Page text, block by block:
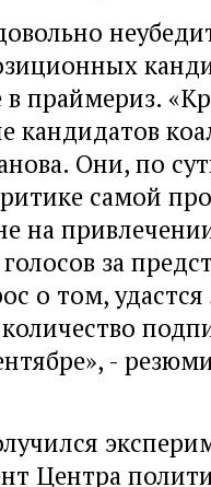
в праймериз.
кандидатов
Они, по
самой
на
за
о том,
-
Центра